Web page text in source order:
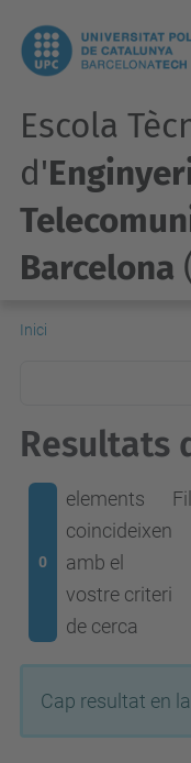
Escola
d'
Barcelona
Inici
Resultats
0
elements
coincideixen
amb el
vostre criteri
de cerca
Cap resultat en la